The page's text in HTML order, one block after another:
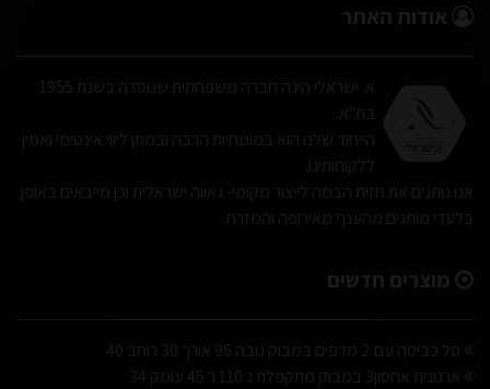
אודות האתר
א. ישראלי הינה חברה משפחתית שנוסדה בשנת 1955
בת"א.
הייחוד שלנו הוא במומחיות הרבה ובמתן ליווי אינטימי ואמין
ללקוחותינו.
אנו נותנים את חזית הבמה לייצור מקומי- גאווה ישראלית וכן מייבאים באופן
בלעדי מותגים מהענף מאירופה והמזרח.
מוצרים חדשים
סל כביסה עם 2 מדפים במבוק גובה 96 אורך 30 רוחב 40
ארגונית אחסון3 במבוק מתקפלת ג 110 ר 45 עומק 34